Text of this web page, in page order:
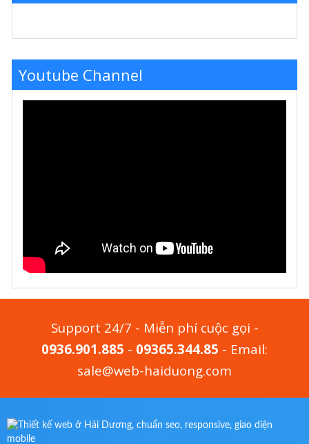
Youtube Channel
Support 24/7 - Miễn phí cuộc gọi -
0936.901.885 - 09365.344.85 - Email:
sale@web-haiduong.com